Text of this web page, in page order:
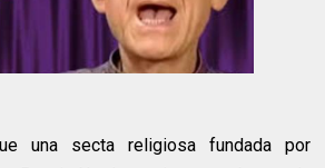
una secta religiosa fundada por